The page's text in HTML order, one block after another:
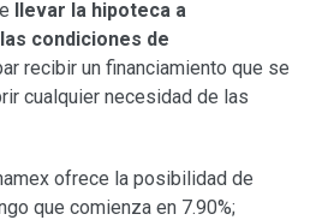
llevar la hipoteca a
condiciones de
recibir un financiamiento que se
cualquier necesidad de las
ofrece la posibilidad de
que comienza en 7.90%;